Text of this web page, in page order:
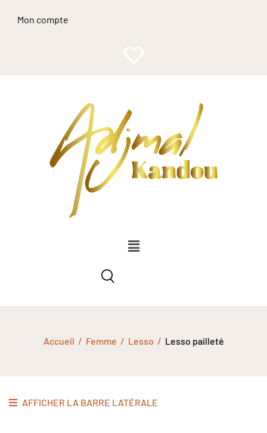
Mon compte
Accueil Femme Lesso Lesso pailleté
AFFICHER LA BARRE LATÉRALE